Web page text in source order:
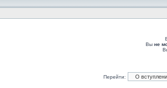
Вы не
Перейти: